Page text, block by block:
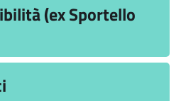
(ex Sportello